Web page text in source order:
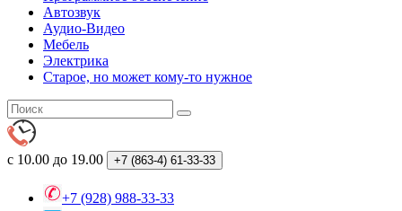
Автозвук
Аудио-Видео
Мебель
Электрика
Старое, но может кому-то нужное
с 10.00 до 19.00 +7 (863-4) 61-33-33
+7 (928) 988-33-33